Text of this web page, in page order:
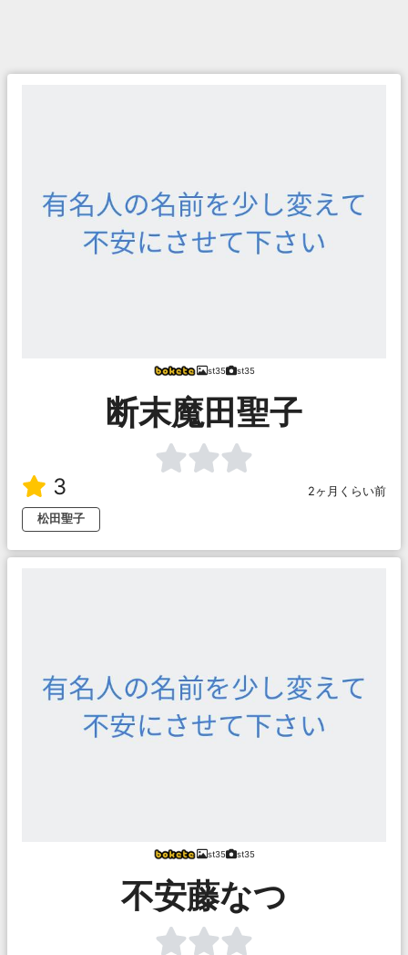
st35 st35
断末魔田聖子
3
2ヶ月くらい前
松田聖子
st35 st35
不安藤なつ